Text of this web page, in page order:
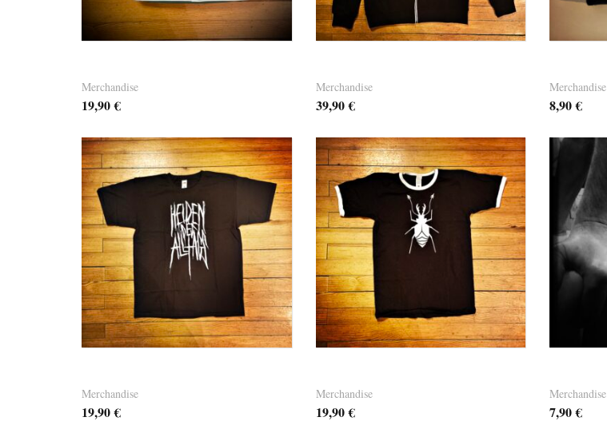
Merchandise
19,90€
Merchandise
39,90€
Merchandise
8,90€
Merchandise
19,90€
Merchandise
19,90€
Merchandise
7,90€